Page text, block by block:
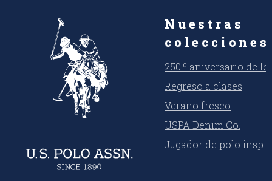
Nuestras
colecciones
250.º aniversario de
Regreso a clases
Verano fresco
USPA Denim Co.
Jugador de polo